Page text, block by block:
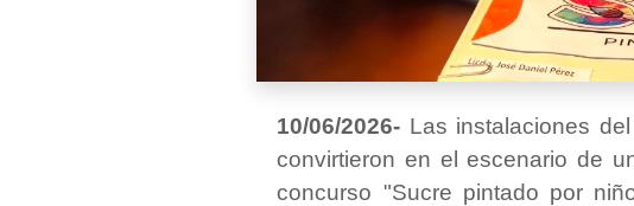
10/06/2026- Las instalaciones
convirtieron en el escenario de
concurso "Sucre pintado por